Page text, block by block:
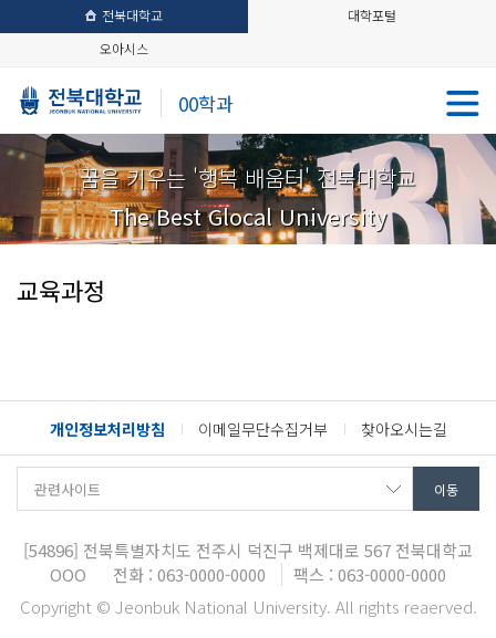
전북대학교
대학포털
오아시스
00학과
꿈을 키우는 '행복 배움터' 전북대학교
The Best Glocal University
교육과정
개인정보처리방침 이메일무단수집거부 찾아오시는길
[54896] 전북특별자치도 전주시 덕진구 백제대로 567 전북대학교
OOO
전화 : 063-0000-0000
팩스 : 063-0000-0000
Copyright © Jeonbuk National University. All rights reaerved.